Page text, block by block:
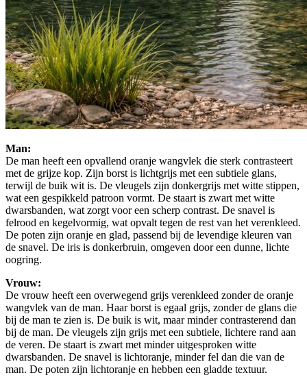
Man:
De man heeft een opvallend oranje wangvlek die sterk contrasteert
met de grijze kop. Zijn borst is lichtgrijs met een subtiele glans,
terwijl de buik wit is. De vleugels zijn donkergrijs met witte stippen,
wat een gespikkeld patroon vormt. De staart is zwart met witte
dwarsbanden, wat zorgt voor een scherp contrast. De snavel is
felrood en kegelvormig, wat opvalt tegen de rest van het verenkleed.
De poten zijn oranje en glad, passend bij de levendige kleuren van
de snavel. De iris is donkerbruin, omgeven door een dunne, lichte
oogring.
Vrouw:
De vrouw heeft een overwegend grijs verenkleed zonder de oranje
wangvlek van de man. Haar borst is egaal grijs, zonder de glans die
bij de man te zien is. De buik is wit, maar minder contrasterend dan
bij de man. De vleugels zijn grijs met een subtiele, lichtere rand aan
de veren. De staart is zwart met minder uitgesproken witte
dwarsbanden. De snavel is lichtoranje, minder fel dan die van de
man. De poten zijn lichtoranje en hebben een gladde textuur.